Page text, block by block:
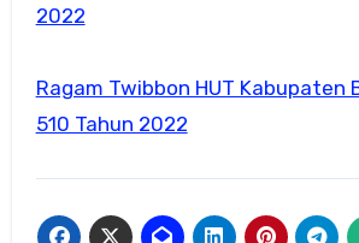
2022
Ragam Twibbon HUT Kabupaten
510 Tahun 2022